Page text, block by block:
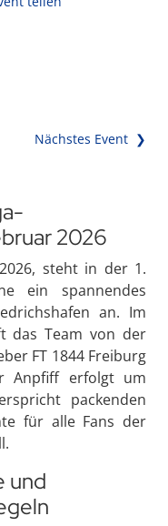
Nächstes Event ❯
2026
steht in der 1.
ein spannendes
an. Im
das Team von der
FT 1844 Freiburg
Anpfiff erfolgt um
packenden
für alle Fans der
und